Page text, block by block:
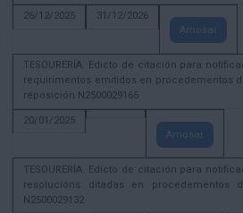
26/12/2025
31/12/2026
Amosar
TESOURERÍA. Edicto de citación para
requirimentos emitidos en procedementos
reposición N2500029165
20/01/2025
Amosar
TESOURERÍA. Edicto de citación para
resolucións ditadas en procedementos
N2500029132